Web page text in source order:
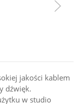
jakości kablem
dźwięk.
w studio